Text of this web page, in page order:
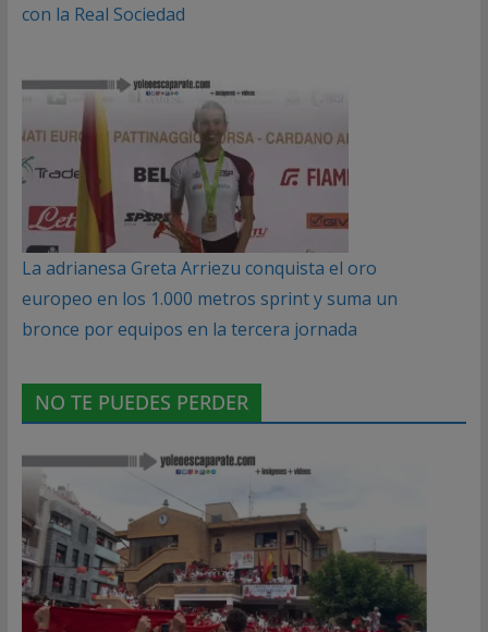
con la Real Sociedad
La adrianesa Greta Arriezu conquista el oro
europeo en los 1.000 metros sprint y suma un
bronce por equipos en la tercera jornada
NO TE PUEDES PERDER